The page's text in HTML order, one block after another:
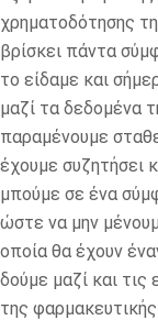
χρηματοδότησης
βρίσκει πάντα
το είδαμε και
μαζί τα δεδομένα
παραμένουμε
έχουμε συζητήσει
μπούμε σε ένα
ώστε να μην
οποία θα έχουν
δούμε μαζί και τις
της φαρμακευτικής